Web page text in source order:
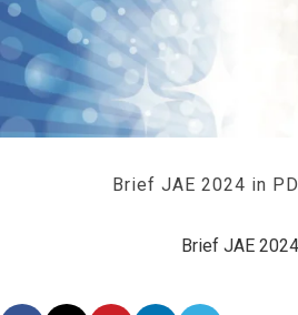
Brief JAE 2024 in
Brief JAE 2024